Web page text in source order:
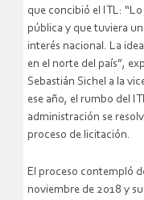
que concibió el ITL:
pública y que tuviera
interés nacional. La
en el norte del país”,
Sebastián Sichel a la
ese año, el rumbo del
administración se
proceso de licitación.
El proceso contempló
noviembre de 2018 y